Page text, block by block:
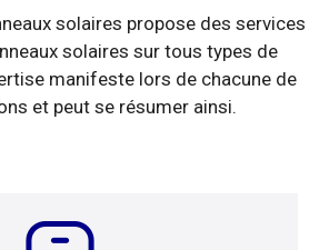
solaires propose des services
solaires sur tous types de
manifeste lors de chacune de
et peut se résumer ainsi.